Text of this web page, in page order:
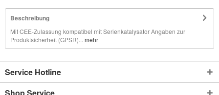
Beschreibung
Mit CEE-Zulassung kompatibel mit Serienkatalysator Angaben zur
Produktsicherheit (GPSR)... mehr
Service Hotline